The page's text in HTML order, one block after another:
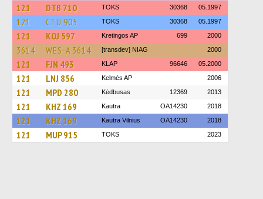
121 DTB 710 TOKS 30368 05.1997
121 CTU 905 TOKS 30368 05.1997
121 KOJ 597 Kretingos AP 699 2000
3614 WES-A 3614 [transdev] NIAG 2000
121 FJN 493 KLAP 96646 05.2000
121 LNJ 856 Kelmės AP 2006
121 MPD 280 Kėdbusas 12369 2013
121 KHZ 169 Kautra OA14230 2018
121 KHZ 169 Kautra Vilnius OA14230 2018
121 MUP 915 TOKS 2023